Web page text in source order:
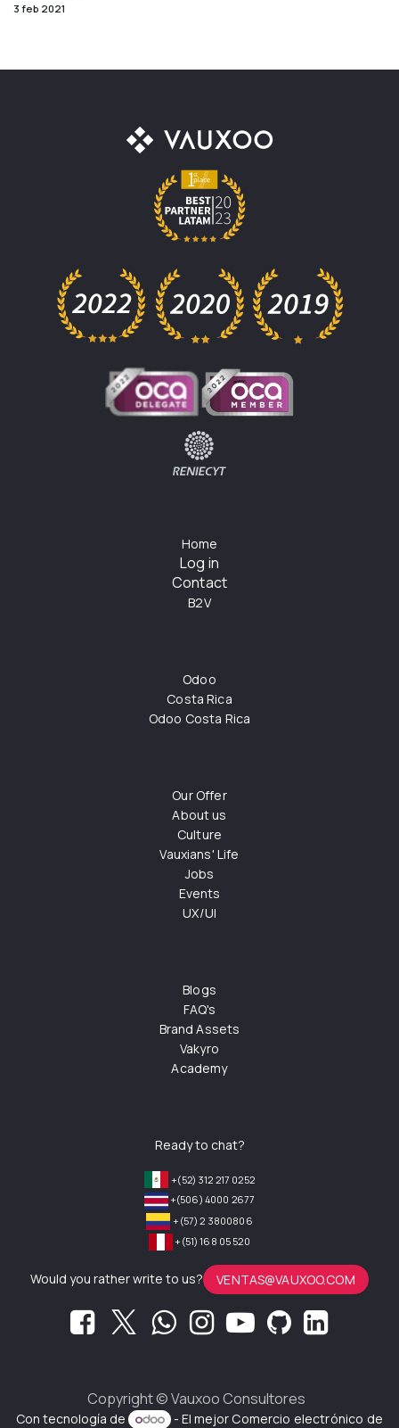
3 feb 2021
Home
Log in
Contact
B2V
Odoo
Costa Rica
Odoo Costa Rica
Our Offer
About us
Culture
Vauxians' Life
Jobs
Events
UX/UI
Blogs
FAQ's
Brand Assets
Vakyro
Academy
Ready to chat?
+(52) 312 217 0252
+(506) 4000 2677
+(57) 2 3800806
+(51) 168 05 520
Would you rather write to us? VENTAS@VAUXOO.COM
Copyright ©Vauxoo Consultores
Con tecnología de - El mejor Comercio electrónico de